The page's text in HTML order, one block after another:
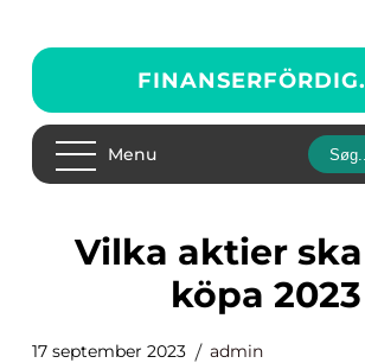
FINANSERFÖRDIG.
Menu
vilka aktier ska man
köpa 2023
17 september 2023 admin